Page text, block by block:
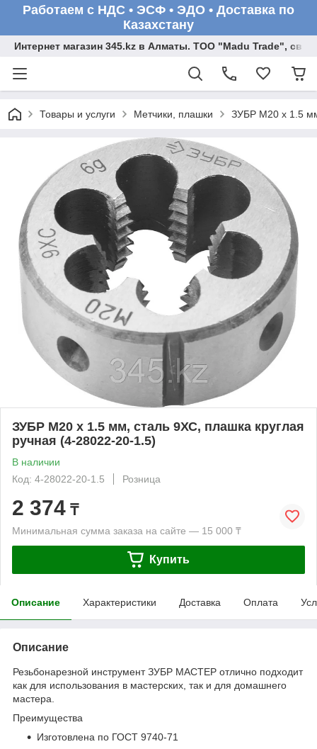
Работаем с НДС • ЭСФ • ЭДО • Доставка по
Казахстану
Интернет магазин 345.kz в Алматы. ТОО "Madu Trade",
Товары и услуги Метчики, плашки ЗУБР М20 x 1.5
ЗУБР М20 x 1.5 мм, сталь 9ХС, плашка круглая
ручная (4-28022-20-1.5)
В наличии
Код: 4-28022-20-1.5
Розница
2 374 ₸
Минимальная сумма заказа на сайте — 15 000 ₸
Купить
Описание Характеристики Доставка Оплата
Описание
Резьбонарезной инструмент ЗУБР МАСТЕР отлично подходит
как для использования в мастерских, так и для домашнего
мастера.
Преимущества
Изготовлена по ГОСТ 9740-71